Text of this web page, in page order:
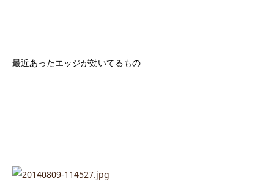
最近あったエッジが効いてるもの